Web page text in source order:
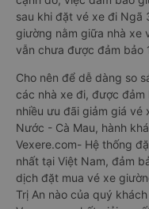
sau khi đặt vé xe đi Ngã
giường nằm giữa nhà xe
vẫn chưa được đảm bảo
Cho nên để dễ dàng so
các nhà xe đi, được
nhiều ưu đãi giảm giá vé
Nước - Cà Mau, hành
Vexere.com- Hệ thống
nhất tại Việt Nam, đảm
dịch đặt mua vé xe
Trị An nào của quý